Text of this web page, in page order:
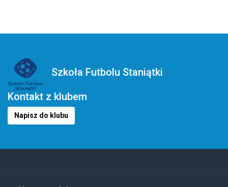
Szkoła Futbolu Staniątki
Kontakt z klubem
Napisz do klubu